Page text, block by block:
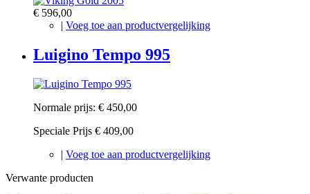
€ 596,00
| Voeg toe aan productvergelijking
Luigino Tempo 995
Normale prijs: € 450,00
Speciale Prijs € 409,00
| Voeg toe aan productvergelijking
Verwante producten